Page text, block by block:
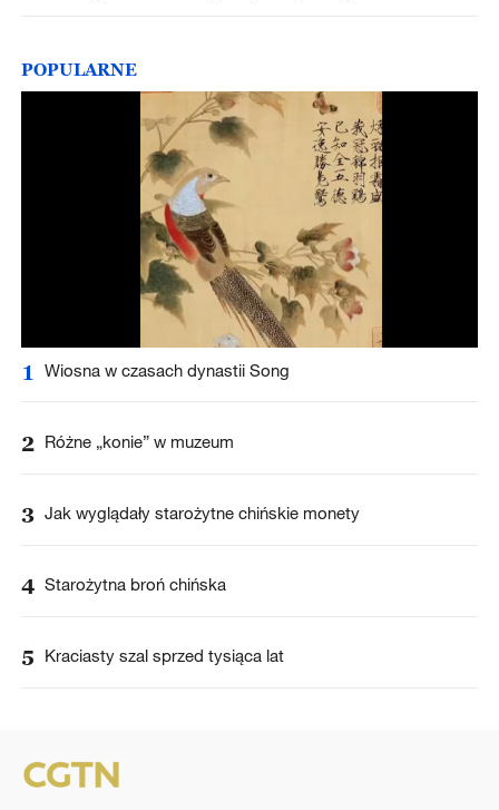
POPULARNE
1 Wiosna w czasach dynastii Song
2 Różne „konie” w muzeum
3 Jak wyglądały starożytne chińskie monety
4 Starożytna broń chińska
5 Kraciasty szal sprzed tysiąca lat